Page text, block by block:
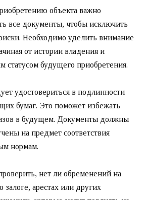
объекта важно
все документы, чтобы исключить
Необходимо уделить внимание
от истории владения и
статусом будущего приобретения.
удостовериться в подлинности
бумаг. Это поможет избежать
в будущем. Документы должны
на предмет соответствия
нормам.
нет ли обременений на
залоге, арестах или других